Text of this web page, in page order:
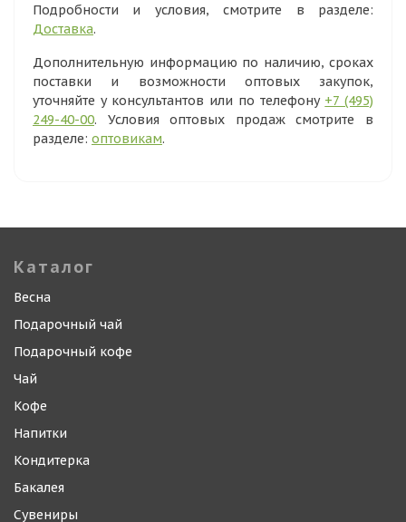
Подробности и условия, смотрите в разделе:
Доставка.
Дополнительную информацию по наличию, сроках
поставки и возможности оптовых закупок,
уточняйте у консультантов или по телефону +7 (495)
249-40-00. Условия оптовых продаж смотрите в
разделе: оптовикам.
Каталог
Весна
Подарочный чай
Подарочный кофе
Чай
Кофе
Напитки
Кондитерка
Бакалея
Сувениры